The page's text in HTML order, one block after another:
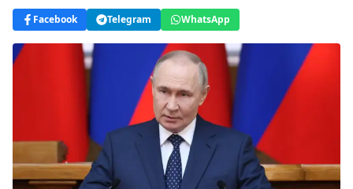
Facebook Telegram WhatsApp